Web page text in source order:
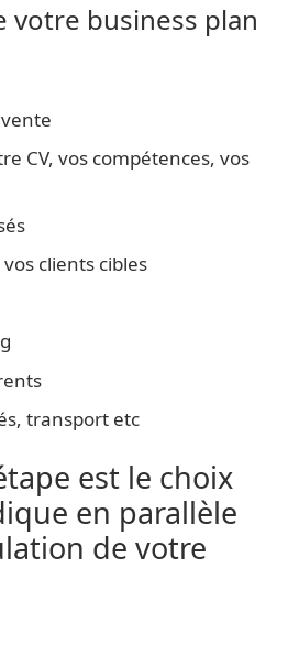
votre business plan
CV, vos compétences, vos
clients cibles
transport etc
est le choix
en parallèle
de votre